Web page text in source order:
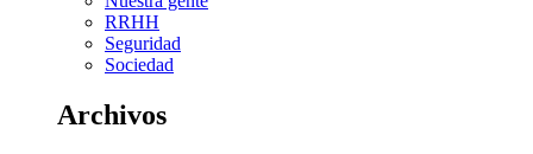
RRHH
Seguridad
Sociedad
Archivos